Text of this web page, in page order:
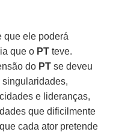
que ele poderá
que o PT teve.
do PT se deveu
e lideranças,
que dificilmente
cada ator pretende